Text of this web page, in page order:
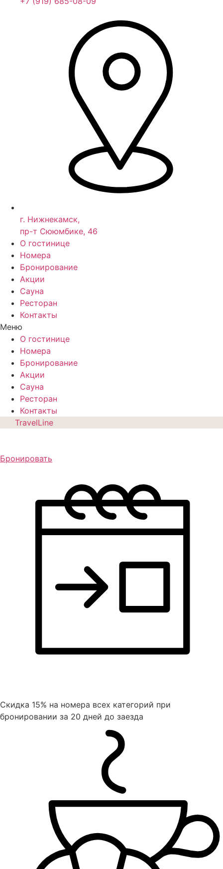
г. Нижнекамск,
пр-т Сююмбике, 46
О гостинице
Номера
Бронирование
Акции
Сауна
Ресторан
Контакты
Меню
О гостинице
Номера
Бронирование
Акции
Сауна
Ресторан
Контакты
TravelLine
Бронировать
Скидка 15% на номера всех категорий при
бронировании за 20 дней до заезда